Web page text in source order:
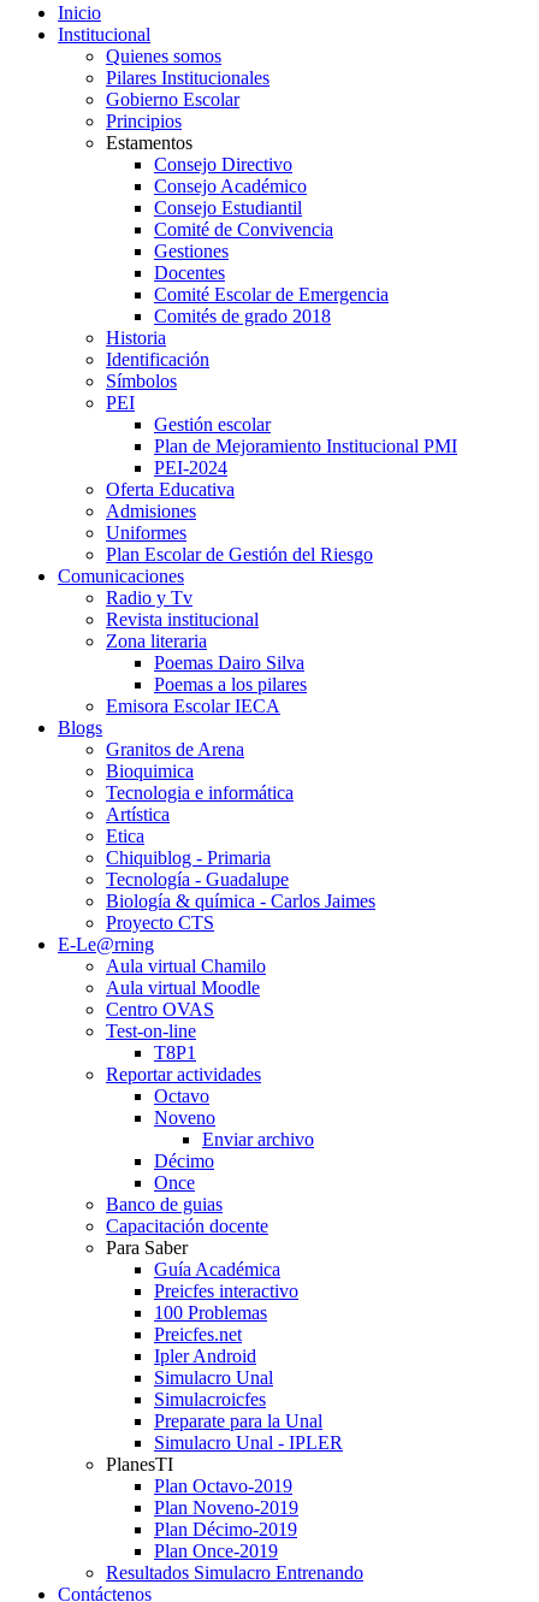
Inicio
Institucional
Quienes somos
Pilares Institucionales
Gobierno Escolar
Principios
Estamentos
Consejo Directivo
Consejo Académico
Consejo Estudiantil
Comité de Convivencia
Gestiones
Docentes
Comité Escolar de Emergencia
Comités de grado 2018
Historia
Identificación
Símbolos
PEI
Gestión escolar
Plan de Mejoramiento Institucional PMI
PEI-2024
Oferta Educativa
Admisiones
Uniformes
Plan Escolar de Gestión del Riesgo
Comunicaciones
Radio y Tv
Revista institucional
Zona literaria
Poemas Dairo Silva
Poemas a los pilares
Emisora Escolar IECA
Blogs
Granitos de Arena
Bioquimica
Tecnologia e informática
Artística
Etica
Chiquiblog - Primaria
Tecnología - Guadalupe
Biología & química - Carlos Jaimes
Proyecto CTS
E-Le@rning
Aula virtual Chamilo
Aula virtual Moodle
Centro OVAS
Test-on-line
T8P1
Reportar actividades
Octavo
Noveno
Enviar archivo
Décimo
Once
Banco de guias
Capacitación docente
Para Saber
Guía Académica
Preicfes interactivo
100 Problemas
Preicfes.net
Ipler Android
Simulacro Unal
Simulacroicfes
Preparate para la Unal
Simulacro Unal - IPLER
PlanesTI
Plan Octavo-2019
Plan Noveno-2019
Plan Décimo-2019
Plan Once-2019
Resultados Simulacro Entrenando
Contáctenos